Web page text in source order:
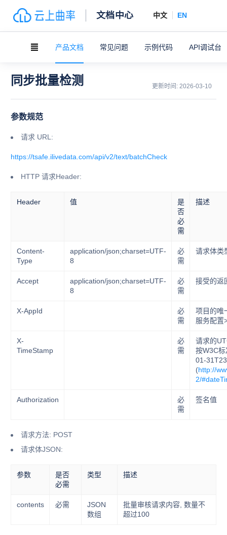
文档中心 中文 EN
产品文档 常见问题 示例代码 API调试台
同步批量检测 更新时间: 2026-03-10
参数规范
请求 URL:
https://tsafe.ilivedata.com/api/v2/text/batchCheck
HTTP 请求Header:
Header 值
是
否
必
需
描述
Content-
Type
application/json;charset=UTF-
8
必
需
请求体类
Accept
application/json;charset=UTF-
8
必
需
接受的返
X-AppId
必
需
项目的唯
服务配置
X-
TimeStamp
必
需
请求的
按W3C
01-
(http://
2/
Authorization
必
需
签名值
请求方法: POST
请求体JSON:
参数
是否
必需
类型 描述
contents 必需
JSON
数组
批量审核请求内容, 数量不
超过100